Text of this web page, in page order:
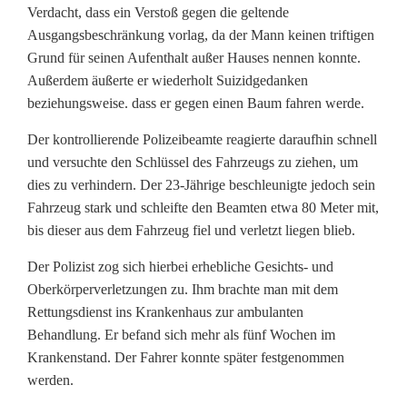
a
m
t
i
m
J
a
h
r
2
Verdacht, dass ein Verstoß gegen die geltende
Ausgangsbeschränkung vorlag, da der Mann keinen triftigen
Grund für seinen Aufenthalt außer Hauses nennen konnte.
Außerdem äußerte er wiederholt Suizidgedanken
beziehungsweise. dass er gegen einen Baum fahren werde.
Der kontrollierende Polizeibeamte reagierte daraufhin schnell
und versuchte den Schlüssel des Fahrzeugs zu ziehen, um
dies zu verhindern. Der 23-Jährige beschleunigte jedoch sein
Fahrzeug stark und schleifte den Beamten etwa 80 Meter mit,
bis dieser aus dem Fahrzeug fiel und verletzt liegen blieb.
Der Polizist zog sich hierbei erhebliche Gesichts- und
Oberkörperverletzungen zu. Ihm brachte man mit dem
Rettungsdienst ins Krankenhaus zur ambulanten
Behandlung. Er befand sich mehr als fünf Wochen im
Krankenstand. Der Fahrer konnte später festgenommen
werden.